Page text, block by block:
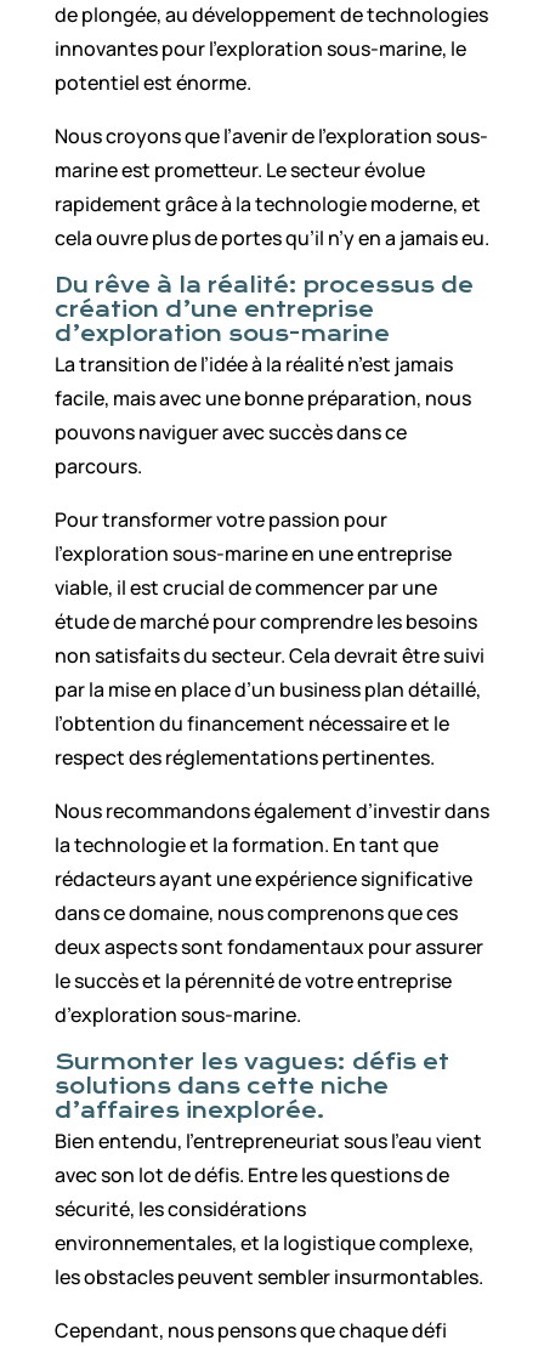
de plongée, au développement de technologies
innovantes pour l’exploration sous-marine, le
potentiel est énorme.
Nous croyons que l’avenir de l’exploration sous-
marine est prometteur. Le secteur évolue
rapidement grâce à la technologie moderne, et
cela ouvre plus de portes qu’il n’y en a jamais eu.
Du rêve à la réalité: processus de
création d’une entreprise
d’exploration sous-marine
La transition de l’idée à la réalité n’est jamais
facile, mais avec une bonne préparation, nous
pouvons naviguer avec succès dans ce
parcours.
Pour transformer votre passion pour
l’exploration sous-marine en une entreprise
viable, il est crucial de commencer par une
étude de marché pour comprendre les besoins
non satisfaits du secteur. Cela devrait être suivi
par la mise en place d’un business plan détaillé,
l’obtention du financement nécessaire et le
respect des réglementations pertinentes.
Nous recommandons également d’investir dans
la technologie et la formation. En tant que
rédacteurs ayant une expérience significative
dans ce domaine, nous comprenons que ces
deux aspects sont fondamentaux pour assurer
le succès et la pérennité de votre entreprise
d’exploration sous-marine.
Surmonter les vagues: défis et
solutions dans cette niche
d’affaires inexplorée.
Bien entendu, l’entrepreneuriat sous l’eau vient
avec son lot de défis. Entre les questions de
sécurité, les considérations
environnementales, et la logistique complexe,
les obstacles peuvent sembler insurmontables.
Cependant, nous pensons que chaque défi